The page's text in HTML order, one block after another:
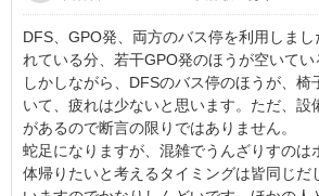
DFS、GPO発、両方のバス停を利用しま
れている分、若干GPO発のほうが空いてい
しかしながら、DFSのバス停のほうが、椅
いて、疲れは少ないと思います。ただ、設
があるので断言の限りではありません。
蛇足になりますが、混雑でうんざりすのは
体帰りたいと考えるタイミングは皆同じだ